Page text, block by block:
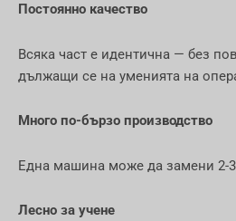
Постоянно качество
Всяка част е идентична — без
дължащи се на уменията на
Много по-бързо производство
Една машина може да замени 2-
Лесно за учене